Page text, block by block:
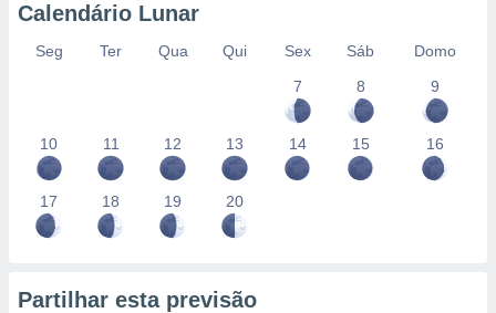
Calendário Lunar
Seg Ter Qua Qui Sex Sáb
Domo
7
8 9
10 11 12 13 14 15 16
17 18 19 20
Partilhar esta previsão